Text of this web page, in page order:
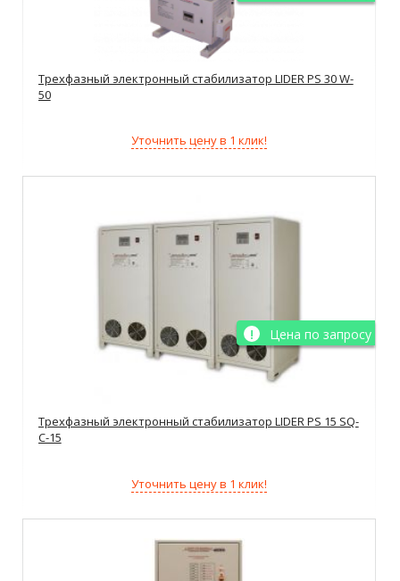
Трехфазный электронный стабилизатор LIDER PS 30 W-
50
Уточнить цену в 1 клик!
Цена по запросу
Трехфазный электронный стабилизатор LIDER PS 15 SQ-
C-15
Уточнить цену в 1 клик!